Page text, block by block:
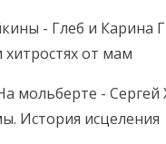
- Глеб и Карина
от мам
мольберте - Сергей
История исцеления